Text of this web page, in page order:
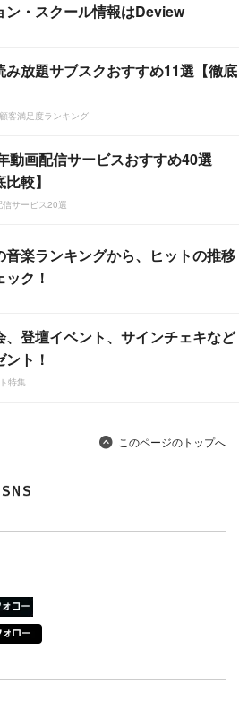
ン・スクール情報はDeview
み放題サブスクおすすめ11選【徹底
客満足度ランキング
動画配信サービスおすすめ40選
比較】
サービス20選
音楽ランキングから、ヒットの推移
ク！
、登壇イベント、サインチェキなど
ト！
特集
このページのトップへ